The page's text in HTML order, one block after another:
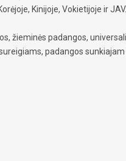
Kinijoje, Vokietijoje ir JAV.
žieminės padangos,
padangos sunkiajam